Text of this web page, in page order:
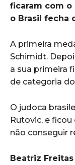
ficaram com o
o Brasil fecha
A primeira
Schimidt.
a sua primeira
de categoria
O judoca
Rutovic, e
não conseguir
Beatriz